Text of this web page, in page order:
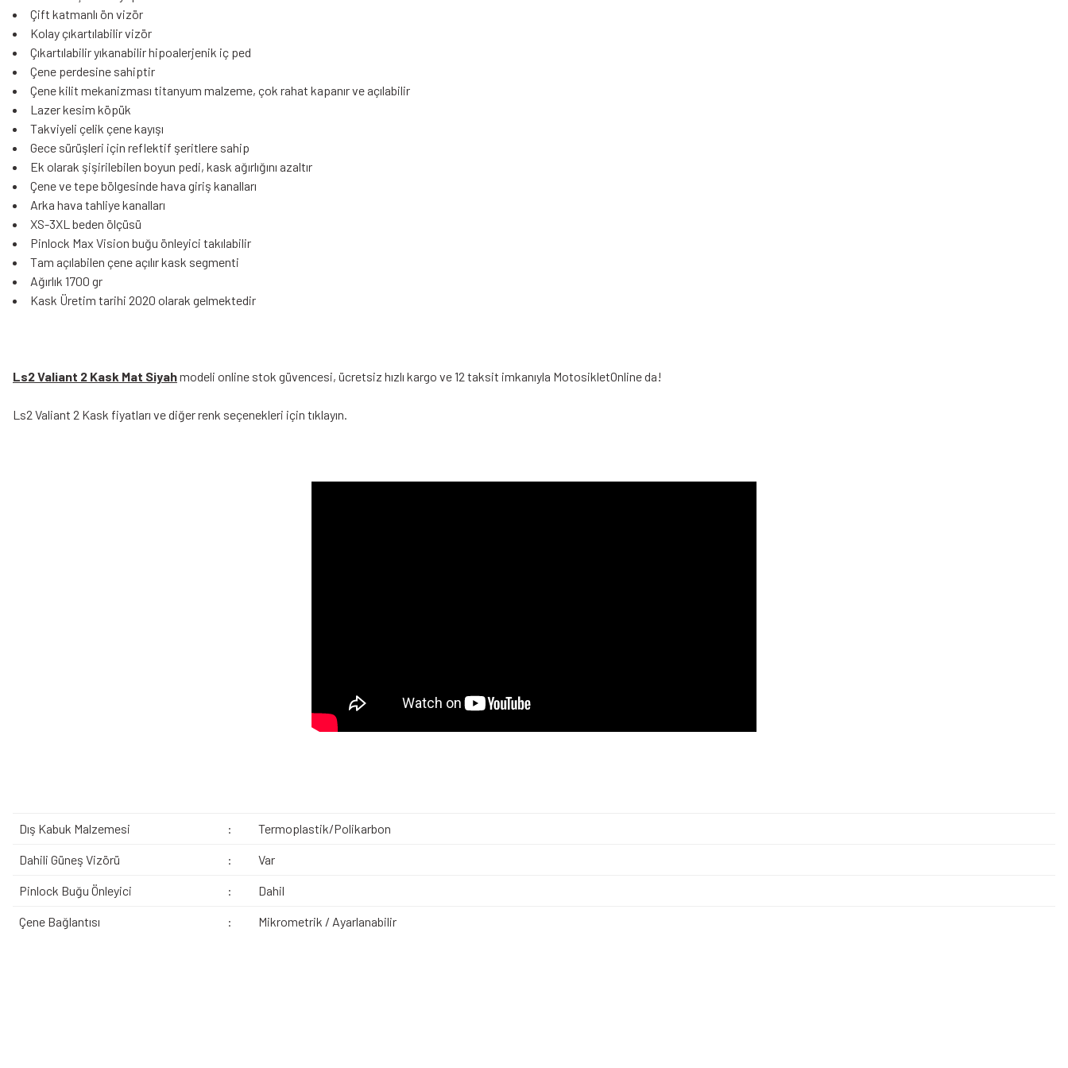
Çift katmanlı ön vizör
Kolay çıkartılabilir vizör
Çıkartılabilir yıkanabilir hipoalerjenik iç ped
Çene perdesine sahiptir
Çene kilit mekanizması titanyum malzeme, çok rahat kapanır ve açılabilir
Lazer kesim köpük
Takviyeli çelik çene kayışı
Gece sürüşleri için reflektif şeritlere sahip
Ek olarak şişirilebilen boyun pedi, kask ağırlığını azaltır
Çene ve tepe bölgesinde hava giriş kanalları
Arka hava tahliye kanalları
XS-3XL beden ölçüsü
Pinlock Max Vision buğu önleyici takılabilir
Tam açılabilen çene açılır kask segmenti
Ağırlık 1700 gr
Kask Üretim tarihi 2020 olarak gelmektedir
Ls2 Valiant 2 Kask Mat Siyahmodeli online stok güvencesi, ücretsiz hızlı kargo ve 12 taksit imkanıyla MotosikletOnline da!
Ls2 Valiant 2 Kask fiyatları ve diğer renk seçenekleri için tıklayın.
Dış Kabuk Malzemesi : Termoplastik/Polikarbon
Dahili Güneş Vizörü : Var
Pinlock Buğu Önleyici : Dahil
Çene Bağlantısı : Mikrometrik / Ayarlanabilir